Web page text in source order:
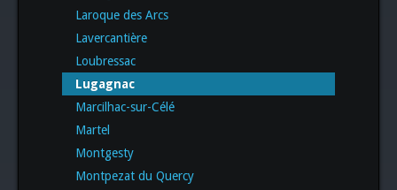
Laroque des Arcs
Lavercantière
Loubressac
Lugagnac
Marcilhac-sur-Célé
Martel
Montgesty
Montpezat du Quercy